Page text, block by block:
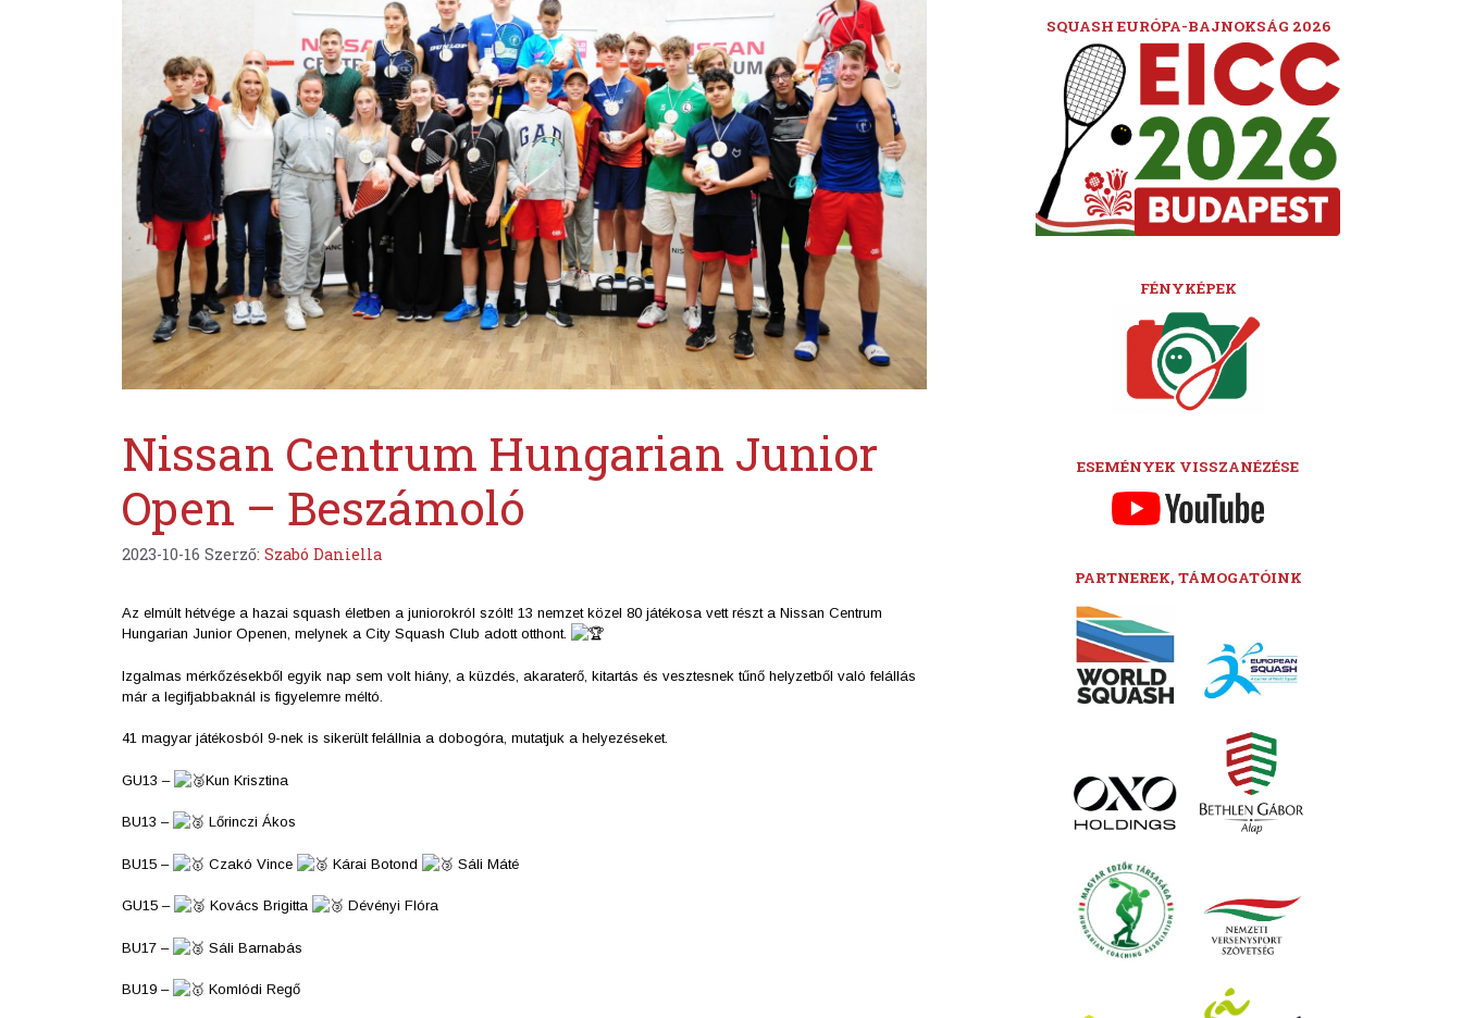
Nissan Centrum Hungarian Junior
Open – Beszámoló
2023-10-16 Szerző: Szabó Daniella
Az elmúlt hétvége a hazai squash életben a juniorokról szólt! 13 nemzet közel 80 játékosa vett részt a Nissan Centrum
Hungarian Junior Openen, melynek a City Squash Club adott otthont.
Izgalmas mérkőzésekből egyik nap sem volt hiány, a küzdés, akaraterő, kitartás és vesztesnek tűnő helyzetből való felállás
már a legifjabbaknál is figyelemre méltó.
41 magyar játékosból 9-nek is sikerült felállnia a dobogóra, mutatjuk a helyezéseket.
GU13 – Kun Krisztina
BU13 – Lőrinczi Ákos
BU15 – Czakó Vince Kárai Botond Sáli Máté
GU15 – Kovács Brigitta Dévényi Flóra
BU17 – Sáli Barnabás
BU19 – Komlódi Regő
SQUASH EURÓPA-BAJNOKSÁG 2026
FÉNYKÉPEK
ESEMÉNYEK VISSZANÉZÉSE
PARTNEREK, TÁMOGATÓINK